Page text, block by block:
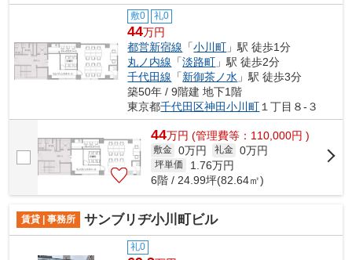
敷0 礼0
44万円
都営新宿線 「小川町 」駅 徒歩1分
丸ノ内線 「淡路町 」駅 徒歩2分
千代田線 「新御茶ノ水 」駅 徒歩3分
築50年 / 9階建 地下1階
東京都千代田区神田小川町 １丁目８-３
44万円 (管理費等：110,000円 )
敷金 0万円 礼金 0万円
坪単価 1.76万円
6階 / 24.99坪(82.64㎡)
賃貸 | 事務所 サンブリヂ小川町ビル
礼0